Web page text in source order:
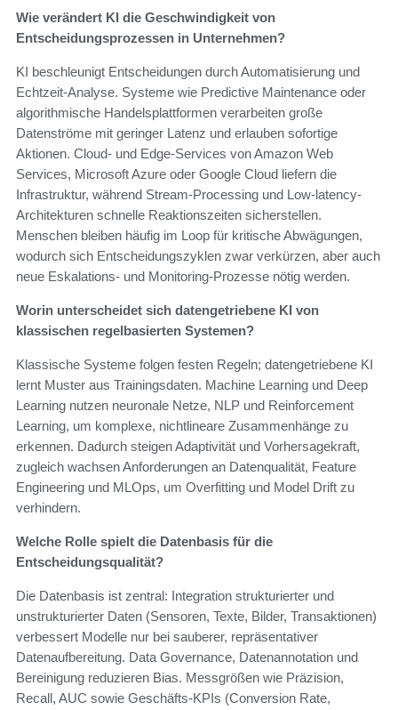
Wie verändert KI die Geschwindigkeit von
Entscheidungsprozessen in Unternehmen?
KI beschleunigt Entscheidungen durch Automatisierung und
Echtzeit-Analyse. Systeme wie Predictive Maintenance oder
algorithmische Handelsplattformen verarbeiten große
Datenströme mit geringer Latenz und erlauben sofortige
Aktionen. Cloud- und Edge-Services von Amazon Web
Services, Microsoft Azure oder Google Cloud liefern die
Infrastruktur, während Stream-Processing und Low-latency-
Architekturen schnelle Reaktionszeiten sicherstellen.
Menschen bleiben häufig im Loop für kritische Abwägungen,
wodurch sich Entscheidungszyklen zwar verkürzen, aber auch
neue Eskalations- und Monitoring-Prozesse nötig werden.
Worin unterscheidet sich datengetriebene KI von
klassischen regelbasierten Systemen?
Klassische Systeme folgen festen Regeln; datengetriebene KI
lernt Muster aus Trainingsdaten. Machine Learning und Deep
Learning nutzen neuronale Netze, NLP und Reinforcement
Learning, um komplexe, nichtlineare Zusammenhänge zu
erkennen. Dadurch steigen Adaptivität und Vorhersagekraft,
zugleich wachsen Anforderungen an Datenqualität, Feature
Engineering und MLOps, um Overfitting und Model Drift zu
verhindern.
Welche Rolle spielt die Datenbasis für die
Entscheidungsqualität?
Die Datenbasis ist zentral: Integration strukturierter und
unstrukturierter Daten (Sensoren, Texte, Bilder, Transaktionen)
verbessert Modelle nur bei sauberer, repräsentativer
Datenaufbereitung. Data Governance, Datenannotation und
Bereinigung reduzieren Bias. Messgrößen wie Präzision,
Recall, AUC sowie Geschäfts-KPIs (Conversion Rate,